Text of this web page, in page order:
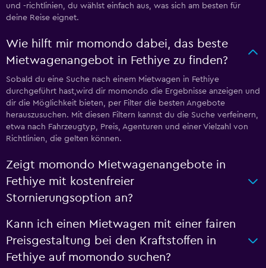
und -richtlinien, du wählst einfach aus, was sich am besten für
deine Reise eignet.
Wie hilft mir momondo dabei, das beste
Mietwagenangebot in Fethiye zu finden?
Sobald du eine Suche nach einem Mietwagen in Fethiye
durchgeführt hast,wird dir momondo die Ergebnisse anzeigen und
dir die Möglichkeit bieten, per Filter die besten Angebote
herauszusuchen. Mit diesen Filtern kannst du die Suche verfeinern,
etwa nach Fahrzeugtyp, Preis, Agenturen und einer Vielzahl von
Richtlinien, die gelten können.
Zeigt momondo Mietwagenangebote in
Fethiye mit kostenfreier
Stornierungsoption an?
Kann ich einen Mietwagen mit einer fairen
Preisgestaltung bei den Kraftstoffen in
Fethiye auf momondo suchen?